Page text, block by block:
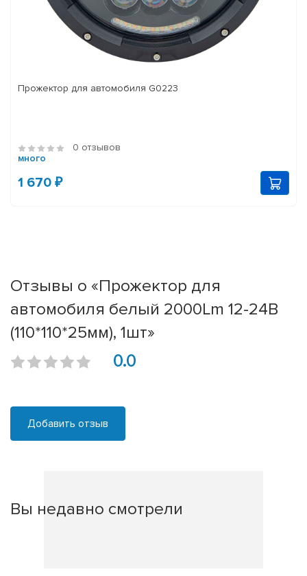
Прожектор для автомобиля G0223
0 отзывов
много
1 670 ₽
Отзывы о «Прожектор для
автомобиля белый 2000Lm 12-24В
(110*110*25мм), 1шт»
0.0
Добавить отзыв
Вы недавно смотрели